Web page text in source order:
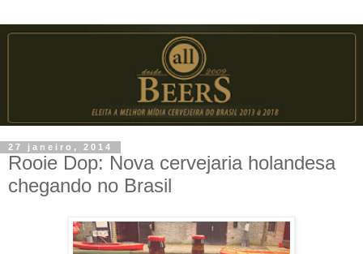
27 janeiro, 2014
Rooie Dop: Nova cervejaria holandesa
chegando no Brasil